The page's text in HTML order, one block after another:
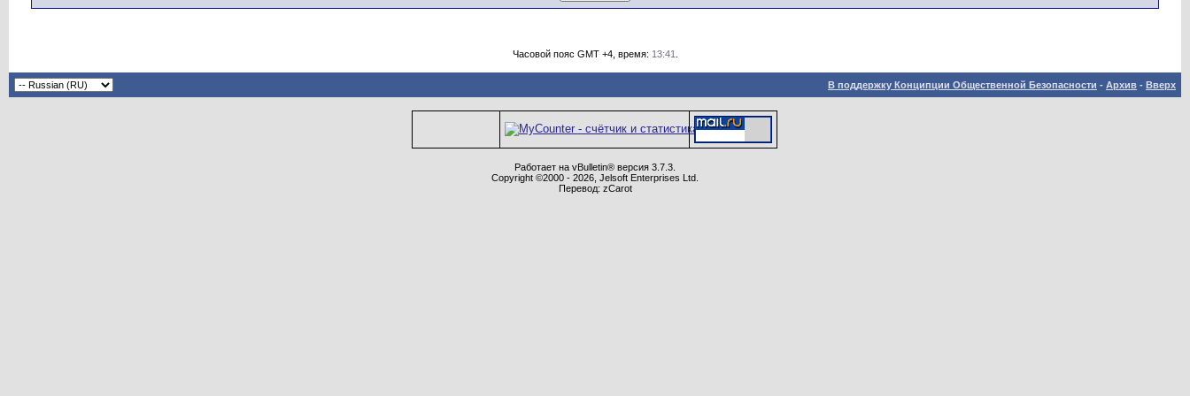
Часовой пояс GMT +4, время: 13:41
В поддержку Конципции Общественной Безопасности - Архив - Вверх
Работает на vBulletin® версия 3.7.3.
Copyright ©2000 - 2026, Jelsoft Enterprises Ltd.
Перевод: zCarot